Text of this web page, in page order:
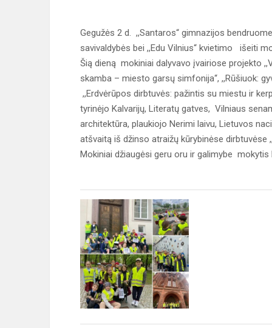
Gegužės 2 d. ,,Santaros“ gimnazijos
savivaldybės bei ,,Edu Vilnius“ kvietimo išeiti
Šią dieną mokiniai dalyvavo įvairiose projekto
skamba – miesto garsų simfonija“, ,,Rūšiuok:
,,Erdvėrūpos dirbtuvės: pažintis su miestu ir
tyrinėjo Kalvarijų, Literatų gatves, Vilniaus
architektūra, plaukiojo Nerimi laivu, Lietuvos
atšvaitą iš džinso atraižų kūrybinėse dirbtuvėse
Mokiniai džiaugėsi geru oru ir galimybe mokytis